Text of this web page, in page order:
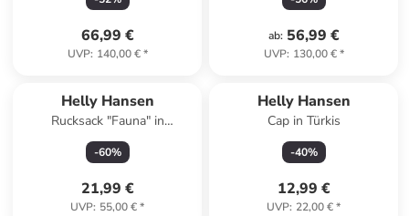
66,99 €
UVP: 140,00 €*
ab: 56,99 €
UVP: 130,00 €*
Helly Hansen
Rucksack "Fauna" in
Dunkelblau - (B)16,5 x (H)32 x
(T)13 cm
-60%
21,99 €
UVP: 55,00 €*
Helly Hansen
Cap in Türkis
-40%
12,99 €
UVP: 22,00 €*